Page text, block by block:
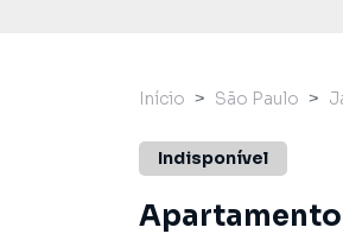
Início São Paulo
Indisponível
Apartamento